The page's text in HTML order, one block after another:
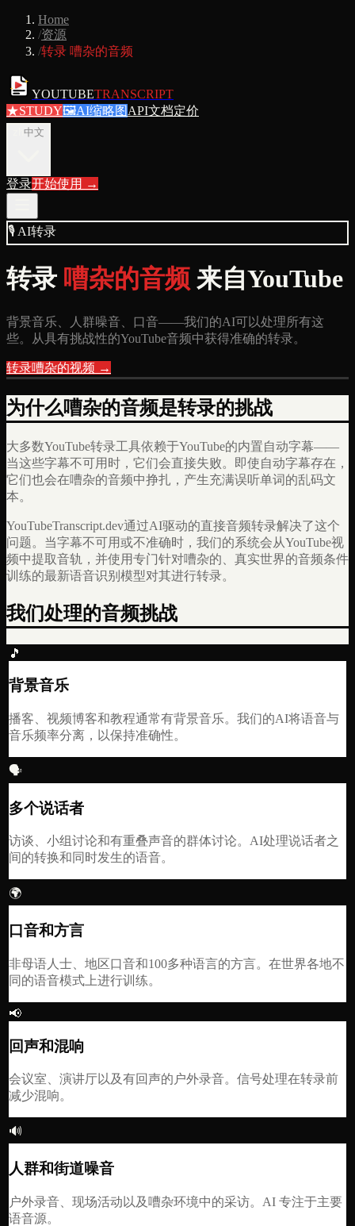
Home
/资源
/转录 嘈杂的音频
YOUTUBETRANSCRIPT
★STUDY🖼AI缩略图 API文档定价
中文
登录开始使用 →
🎙 AI转录
转录 嘈杂的音频 来自YouTube
背景音乐、人群噪音、口音——我们的AI可以处理所有这
些。从具有挑战性的YouTube音频中获得准确的转录。
转录嘈杂的视频 →
为什么嘈杂的音频是转录的挑战
大多数YouTube转录工具依赖于YouTube的内置自动字幕——
当这些字幕不可用时，它们会直接失败。即使自动字幕存在，
它们也会在嘈杂的音频中挣扎，产生充满误听单词的乱码文
本。
YouTubeTranscript.dev通过AI驱动的直接音频转录解决了这个
问题。当字幕不可用或不准确时，我们的系统会从YouTube视
频中提取音轨，并使用专门针对嘈杂的、真实世界的音频条件
训练的最新语音识别模型对其进行转录。
我们处理的音频挑战
🎵
背景音乐
播客、视频博客和教程通常有背景音乐。我们的AI将语音与
音乐频率分离，以保持准确性。
🗣
多个说话者
访谈、小组讨论和有重叠声音的群体讨论。AI处理说话者之
间的转换和同时发生的语音。
🌍
口音和方言
非母语人士、地区口音和100多种语言的方言。在世界各地不
同的语音模式上进行训练。
📢
回声和混响
会议室、演讲厅以及有回声的户外录音。信号处理在转录前
减少混响。
🔊
人群和街道噪音
户外录音、现场活动以及嘈杂环境中的采访。AI 专注于主要
语音源。